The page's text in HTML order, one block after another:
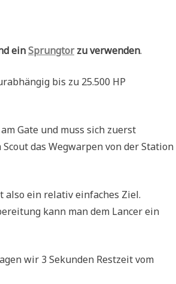
einSprungtorzu verwenden.
bis zu 25.500 HP
Gate und muss sich zuerst
das Wegwarpen von der Station
also ein relativ einfaches Ziel.
kann man dem Lancer ein
wir 3 Sekunden Restzeit vom